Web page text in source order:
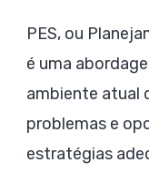
PES, ou
é uma
ambiente atual
problemas e
estratégias